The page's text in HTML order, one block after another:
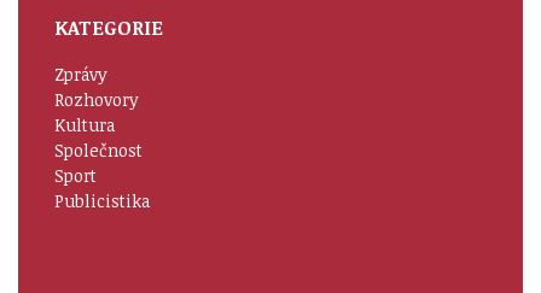
KATEGORIE
Zprávy
Rozhovory
Kultura
Společnost
Sport
Publicistika